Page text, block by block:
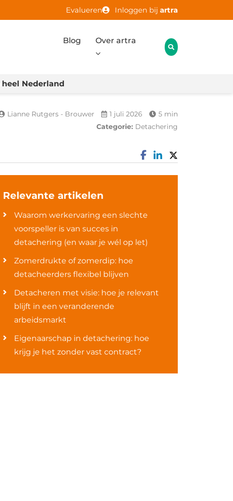
Evalueren Inloggen bij artra
Blog Over artra
heel Nederland
Lianne Rutgers - Brouwer 1 juli 2026
5 min
Categorie: Detachering
Relevante artikelen
Waarom werkervaring een slechte
voorspeller is van succes in
detachering (en waar je wél op let)
Zomerdrukte of zomerdip: hoe
detacheerders flexibel blijven
Detacheren met visie: hoe je relevant
blijft in een veranderende
arbeidsmarkt
Eigenaarschap in detachering: hoe
krijg je het zonder vast contract?